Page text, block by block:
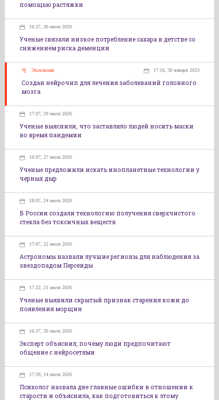
помощью растяжки
16:37, 30 июля 2026
Ученые связали низкое потребление сахара в детстве со
снижением риска деменции
Эксклюзив 17:16, 30 января 2023
Создан нейрочип для лечения заболеваний головного
мозга
17:07, 29 июля 2026
Ученые выяснили, что заставляло людей носить маски
во время пандемии
16:07, 27 июля 2026
Ученые предложили искать инопланетные технологии у
черных дыр
18:07, 24 июля 2026
В России создали технологию получения сверхчистого
стекла без токсичных веществ
17:07, 22 июля 2026
Астрономы назвали лучшие регионы для наблюдения за
звездопадом Персеиды
17:22, 21 июля 2026
Ученые выявили скрытый признак старения кожи до
появления морщин
16:37, 20 июля 2026
Эксперт объяснил, почему люди предпочитают
общение с нейросетями
17:39, 14 июля 2026
Психолог назвала две главные ошибки в отношении к
старости и объяснила, как подготовиться к этому